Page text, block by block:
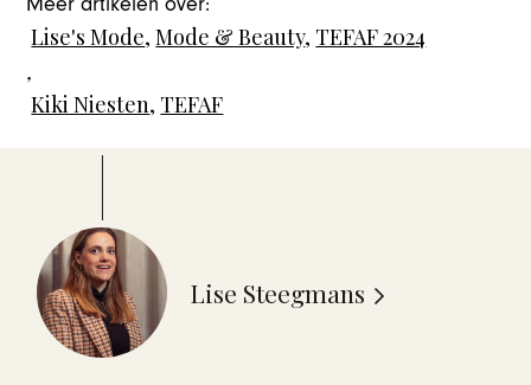
Lise's Mode,Mode & Beauty, TEFAF 2024
,
Kiki Niesten, TEFAF
Lise Steegmans